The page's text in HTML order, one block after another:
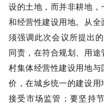
设的土地，而并非耕地
和经营性建设用地。从
须强调此次会议所提出
同责，在符合规划、用
村集体经营性建设用地
价，在城乡统一的建设用
接受市场监管；要坚持